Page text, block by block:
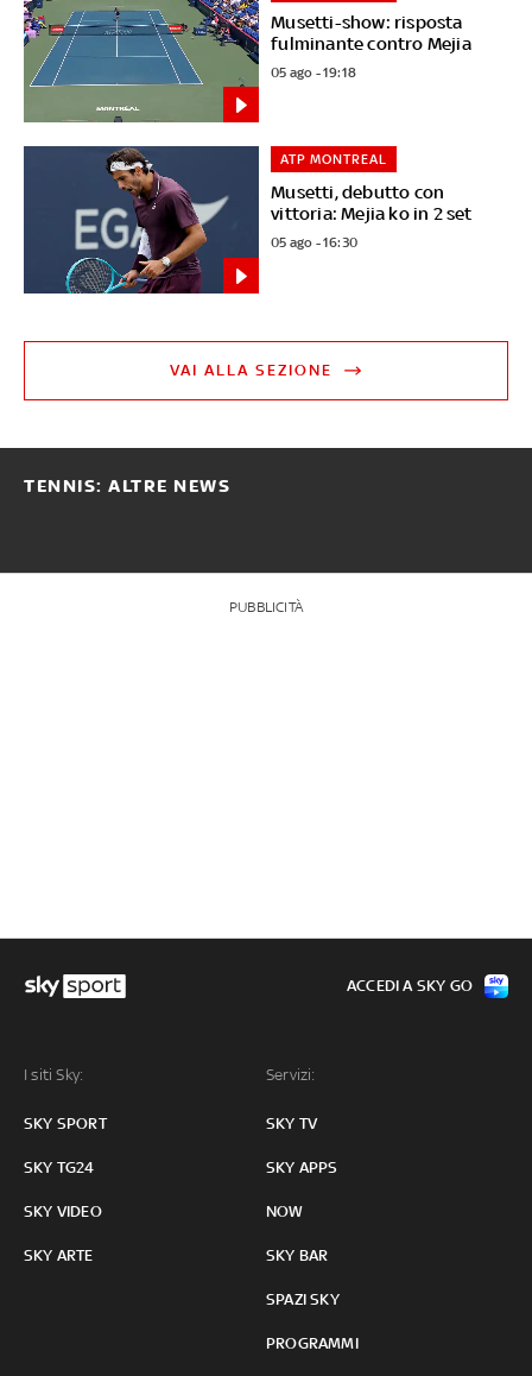
Musetti-show: risposta
fulminante contro Mejia
05 ago - 19:18
Musetti, debutto con
vittoria: Mejia ko in 2 set
ATP MONTREAL
05 ago - 16:30
VAI ALLA SEZIONE
TENNIS: ALTRE NEWS
PUBBLICITÀ
I siti Sky:
SKY SPORT
SKY TG24
SKY VIDEO
SKY ARTE
Servizi:
SKY TV
SKY APPS
NOW
SKY BAR
SPAZI SKY
PROGRAMMI
ACCEDI A SKY GO